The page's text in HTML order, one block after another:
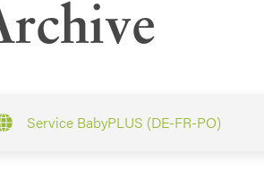
Service BabyPLUS (DE-FR-PO)